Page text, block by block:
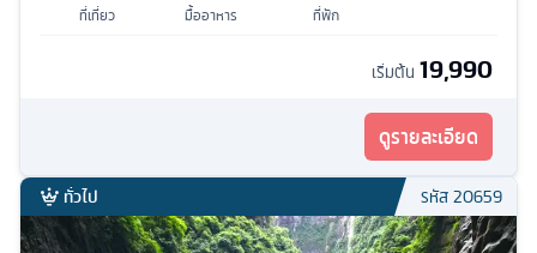
ที่เที่ยว มื้ออาหาร ที่พัก
เริ่มต้น 19,990
ดูรายละเอียด
ทั่วไป รหัส20659